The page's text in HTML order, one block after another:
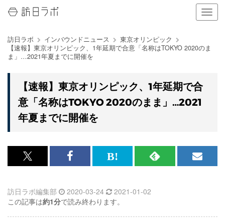
ナ
ビ
ー
シ
替
る
訪日ラボ インバウンドニュース
東京オリンピック
【速報】東京オリンピック、1年延期で合意「名称はTOKYO 2020のま
ま」…2021年夏までに開催を
【速報】東京オリンピック、1年延期で合
意「名称はTOKYO 2020のまま」…2021
年夏までに開催を
x<br>
記
事
Facebook<br>
記
事
は
な
ブ
RSS
メ
訪日ラボ編集部 2020-03-24
2021-01-02
この記事は約1分で読み終わります。